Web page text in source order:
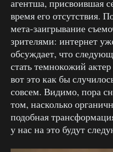
агентша, присвоившая
время его отсутствия.
мета-заигрывание
зрителями: интернет
обсуждает, что
стать темнокожий
вот это как бы
совсем. Видимо, пора
том, насколько
подобная
у нас на это будут